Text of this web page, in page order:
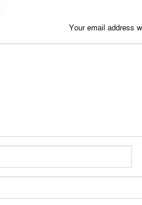
Your email address